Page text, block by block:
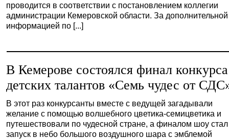
проводится в соответствии с постановлением коллегии
администрации Кемеровской области. За дополнительной
информацией по [...]
В Кемерове состоялся финал конкурса
детских талантов «Семь чудес от
В этот раз конкурсанты вместе с ведущей загадывали
желание с помощью волшебного цветика-семицветика и
путешествовали по чудесной стране, а финалом шоу стал
запуск в небо большого воздушного шара с эмблемой